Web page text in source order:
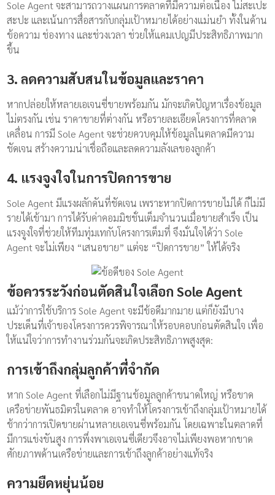
Sole Agent จะสามารถวางแผนการตลาดที่มีความต่อเนื่อง ไม่สะเปะ
สะปะ และเน้นการสื่อสารกับกลุ่มเป้าหมายได้อย่างแม่นยำ ทั้งในด้าน
ข้อความ ช่องทาง และช่วงเวลา ช่วยให้แคมเปญมีประสิทธิภาพมาก
ขึ้น
3. ลดความสับสนในข้อมูลและราคา
หากปล่อยให้หลายเอเจนซี่ขายพร้อมกัน มักจะเกิดปัญหาเรื่องข้อมูล
ไม่ตรงกัน เช่น ราคาขายที่ต่างกัน หรือรายละเอียดโครงการที่คลาด
เคลื่อน การมี Sole Agent จะช่วยควบคุมให้ข้อมูลในตลาดมีความ
ชัดเจน สร้างความน่าเชื่อถือและลดความลังเลของลูกค้า
4. แรงจูงใจในการปิดการขาย
Sole Agent มีแรงผลักดันที่ชัดเจน เพราะหากปิดการขายไม่ได้ ก็ไม่มี
รายได้เข้ามา การได้รับค่าคอมมิชชั่นเต็มจำนวนเมื่อขายสำเร็จ เป็น
แรงจูงใจที่ช่วยให้ทีมทุ่มเทกับโครงการเต็มที่ จึงมั่นใจได้ว่า Sole
Agent จะไม่เพียง “เสนอขาย” แต่จะ “ปิดการขาย” ให้ได้จริง
ข้อควรระวังก่อนตัดสินใจเลือก Sole Agent
แม้ว่าการใช้บริการ Sole Agent จะมีข้อดีมากมาย แต่ก็ยังมีบาง
ประเด็นที่เจ้าของโครงการควรพิจารณาให้รอบคอบก่อนตัดสินใจ เพื่อ
ให้แน่ใจว่าการทำงานร่วมกันจะเกิดประสิทธิภาพสูงสุด:
การเข้าถึงกลุ่มลูกค้าที่จำกัด
หาก Sole Agent ที่เลือกไม่มีฐานข้อมูลลูกค้าขนาดใหญ่ หรือขาด
เครือข่ายพันธมิตรในตลาด อาจทำให้โครงการเข้าถึงกลุ่มเป้าหมายได้
ช้ากว่าการเปิดขายผ่านหลายเอเจนซี่พร้อมกัน โดยเฉพาะในตลาดที่
มีการแข่งขันสูง การพึ่งพาเอเจนซี่เดียวจึงอาจไม่เพียงพอหากขาด
ศักยภาพด้านเครือข่ายและการเข้าถึงลูกค้าอย่างแท้จริง
ความยืดหยุ่นน้อย